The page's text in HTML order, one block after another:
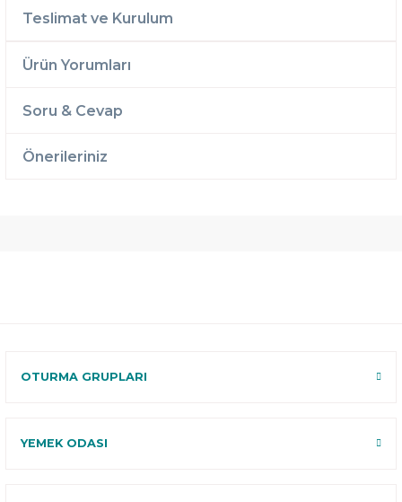
Teslimat ve Kurulum
Ürün Yorumları
Soru & Cevap
Önerileriniz
OTURMA GRUPLARI
YEMEK ODASI